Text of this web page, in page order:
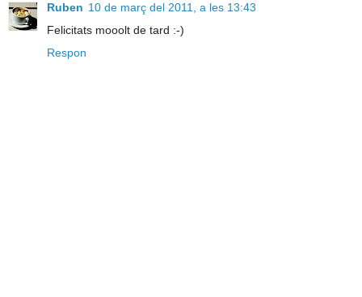
Ruben 10 de març del 2011, a les 13:43
Felicitats mooolt de tard :-)
Respon